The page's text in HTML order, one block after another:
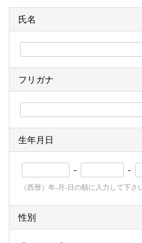
氏名
フリガナ
生年月日
- -
（西暦）年-月-日の順に入力して下さ
性別